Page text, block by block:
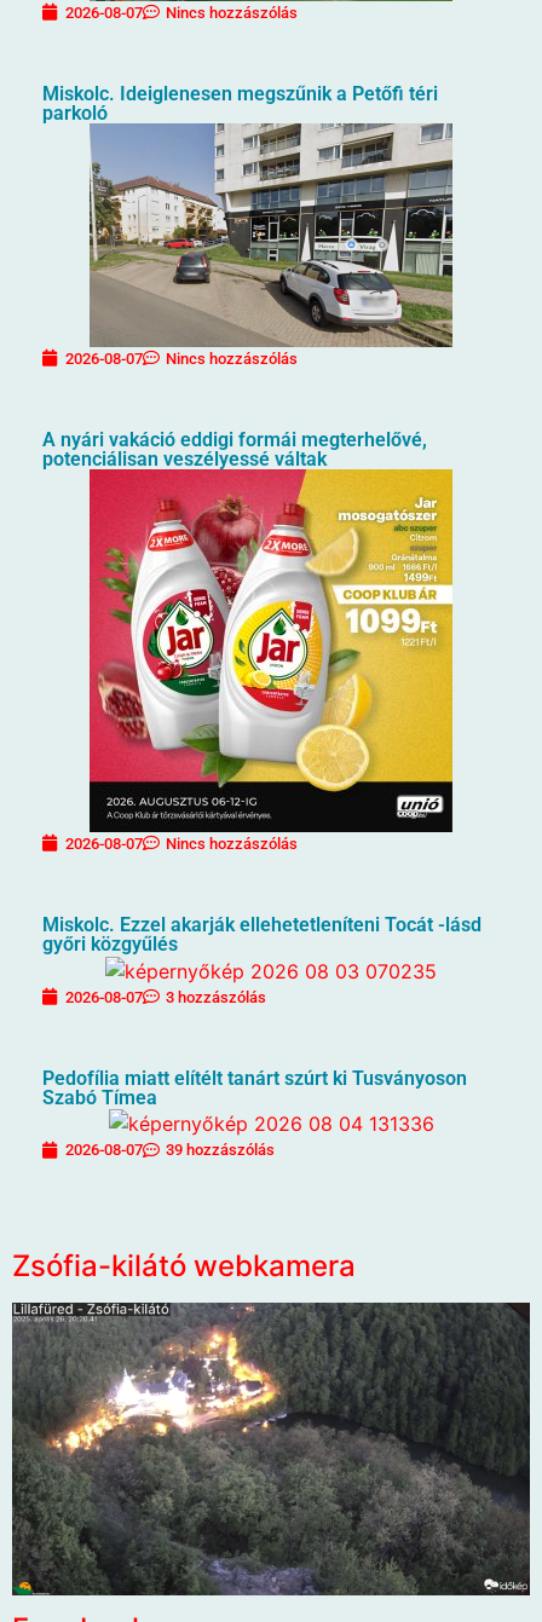
2026-08-07 Nincs hozzászólás
Miskolc. Ideiglenesen megszűnik a Petőfi téri
parkoló
2026-08-07 Nincs hozzászólás
A nyári vakáció eddigi formái megterhelővé,
potenciálisan veszélyessé váltak
2026-08-07 Nincs hozzászólás
Miskolc. Ezzel akarják ellehetetleníteni Tocát -lásd
győri közgyűlés
2026-08-07 3 hozzászólás
Pedofília miatt elítélt tanárt szúrt ki Tusványoson
Szabó Tímea
2026-08-07 39 hozzászólás
Zsófia-kilátó webkamera